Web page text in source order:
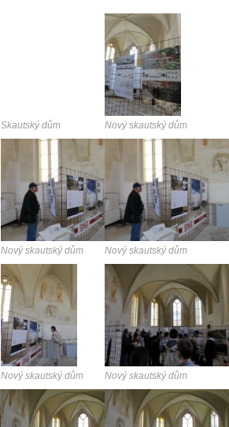
Skautský dům Nový skautský dům
Nový skautský dům Nový skautský dům
Nový skautský dům Nový skautský dům